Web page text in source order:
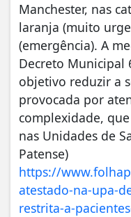
Manchester, nas
laranja (muito
(emergência). A
Decreto Municipal
objetivo reduzir a
provocada por
complexidade,
nas Unidades de
Patense)
https://
atestado-na-upa-
restrita-a-